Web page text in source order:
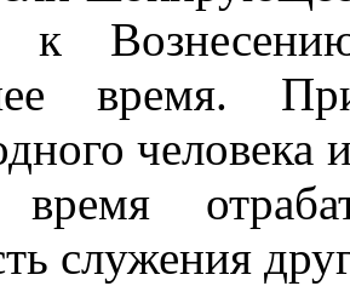
к
время.
служения